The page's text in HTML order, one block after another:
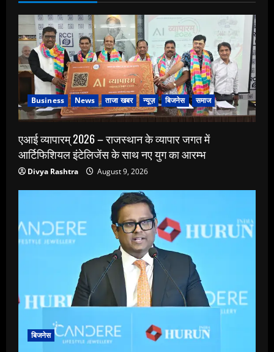
Business News ताजा खबर न्यूज़ बिजनेस समाज
एआई व्यापारम् 2026 – राजस्थान के व्यापार जगत में
आर्टिफिशियल इंटेलिजेंस के साथ नए युग का आरम्भ
Divya Rashtra August 9, 2026
बिजनेस